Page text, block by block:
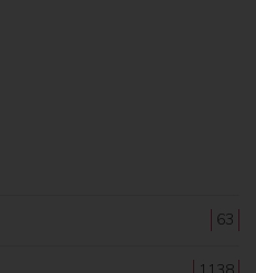
63